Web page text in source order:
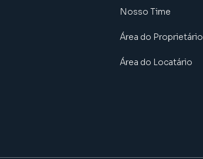
Nosso Time
Área do Proprietário
Área do Locatário